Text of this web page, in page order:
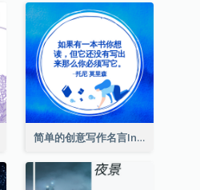
简单的创意写作名言Instagram帖子